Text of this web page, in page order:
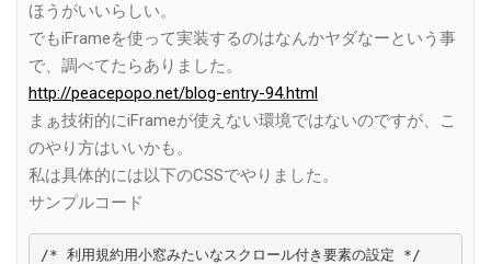
ほうがいいらしい。
でもiFrameを使って実装するのはなんかヤダなーという事
で、調べてたらありました。
http://peacepopo.net/blog-entry-94.html
まぁ技術的にiFrameが使えない環境ではないのですが、こ
のやり方はいいかも。
私は具体的には以下のCSSでやりました。
サンプルコード
/* 利用規約用小窓みたいなスクロール付き要素の設定 */